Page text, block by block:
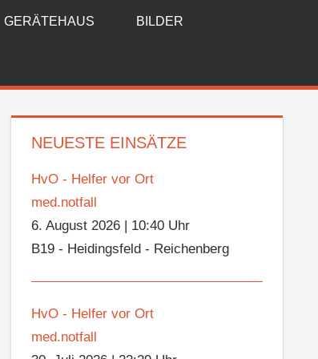
GERÄTEHAUS BILDER
NEUESTE EINSÄTZE
HvO - Helfer vor Ort
med.notfall
6. August 2026
10:40 Uhr
B19 - Heidingsfeld - Reichenberg
HvO - Helfer vor Ort
med.notfall